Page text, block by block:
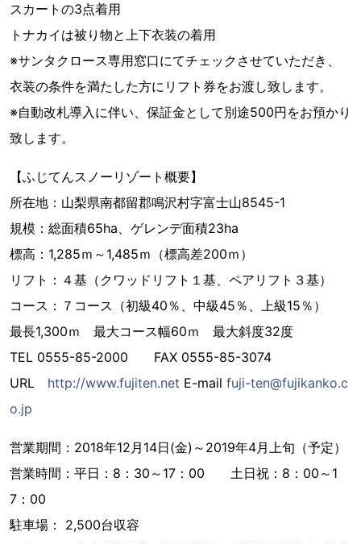
スカートの3点着用
トナカイは被り物と上下衣装の着用
※サンタクロース専用窓口にてチェックさせていただき、
衣装の条件を満たした方にリフト券をお渡し致します。
※自動改札導入に伴い、保証金として別途500円をお預かり
致します。
【ふじてんスノーリゾート概要】
所在地：山梨県南都留郡鳴沢村字富士山8545-1
規模：総面積65ha、ゲレンデ面積23ha
標高：1,285ｍ～1,485ｍ（標高差200ｍ）
リフト：４基（クワッドリフト１基、ペアリフト３基）
コース：７コース（初級40％、中級45％、上級15％）
最長1,300ｍ 最大コース幅60ｍ 最大斜度32度
TEL 0555-85-2000 FAX 0555-85-3074
URL http://www.fujiten.net E-mail fuji-ten@fujikanko.c
o.jp
営業期間：2018年12月14日(金)～2019年4月上旬（予定）
営業時間：平日：8：30～17：00 土日祝：8：00～1
7：00
駐車場： 2,500台収容